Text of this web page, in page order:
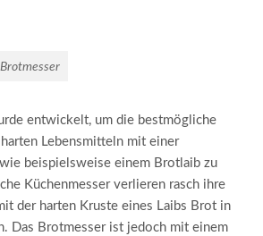
entwickelt, um die bestmögliche
Lebensmitteln mit einer
beispielsweise einem Brotlaib zu
Küchenmesser verlieren rasch ihre
der harten Kruste eines Laibs Brot in
Das Brotmesser ist jedoch mit einem